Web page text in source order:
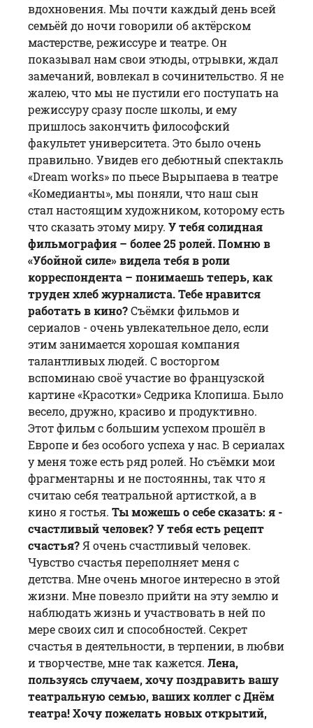
вдохновения. Мы почти каждый день всей
семьёй до ночи говорили об актёрском
мастерстве, режиссуре и театре. Он
показывал нам свои этюды, отрывки, ждал
замечаний, вовлекал в сочинительство. Я не
жалею, что мы не пустили его поступать на
режиссуру сразу после школы, и ему
пришлось закончить философский
факультет университета. Это было очень
правильно. Увидев его дебютный спектакль
«Dream works» по пьесе Вырыпаева в театре
«Комедианты», мы поняли, что наш сын
стал настоящим художником, которому есть
что сказать этому миру. У тебя солидная
фильмография – более 25 ролей. Помню в
«Убойной силе» видела тебя в роли
корреспондента – понимаешь теперь, как
труден хлеб журналиста. Тебе нравится
работать в кино?Съёмки фильмов и
сериалов - очень увлекательное дело, если
этим занимается хорошая компания
талантливых людей. С восторгом
вспоминаю своё участие во французской
картине «Красотки» Седрика Клопиша. Было
весело, дружно, красиво и продуктивно.
Этот фильм с большим успехом прошёл в
Европе и без особого успеха у нас. В сериалах
у меня тоже есть ряд ролей. Но съёмки мои
фрагментарны и не постоянны, так что я
считаю себя театральной артисткой, а в
кино я гостья. Ты можешь о себе сказать: я -
счастливый человек? У тебя есть рецепт
счастья?Я очень счастливый человек.
Чувство счастья переполняет меня с
детства. Мне очень многое интересно в этой
жизни. Мне повезло прийти на эту землю и
наблюдать жизнь и участвовать в ней по
мере своих сил и способностей. Секрет
счастья в деятельности, в терпении, в любви
и творчестве, мне так кажется. Лена,
пользуясь случаем, хочу поздравить вашу
театральную семью, ваших коллег с Днём
театра! Хочу пожелать новых открытий,